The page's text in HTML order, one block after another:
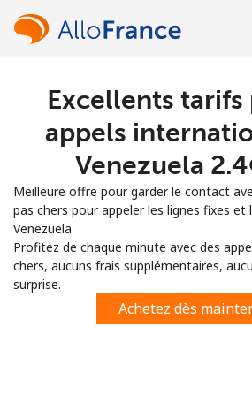
Vous avez déjà un compte?
S'enregistrer avec
ou
Excellents tarifs
appels
Venezuela
Meilleure offre pour garder le contact
pas chers pour appeler les lignes fixes et
Venezuela
Profitez de chaque minute avec des
chers, aucuns frais supplémentaires,
surprise.
Achetez dès